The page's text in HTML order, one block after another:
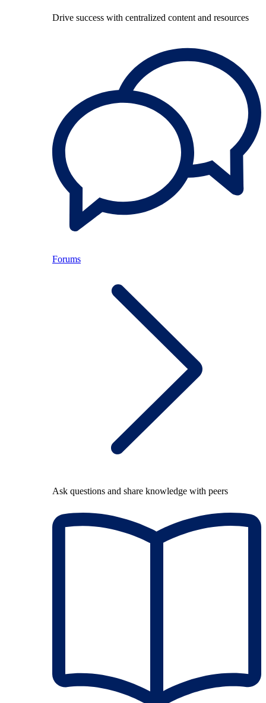
Drive success with centralized content and resources
Forums
Ask questions and share knowledge with peers